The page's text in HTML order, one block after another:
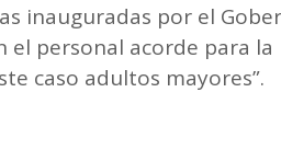
inauguradas por el
el personal acorde para la
caso adultos mayores”.